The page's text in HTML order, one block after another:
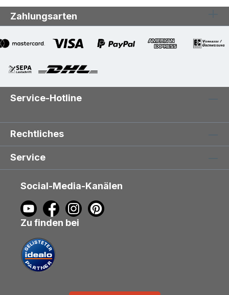
Zahlungsarten
Service-Hotline
Rechtliches
Service
Social-Media-Kanälen
Zu finden bei